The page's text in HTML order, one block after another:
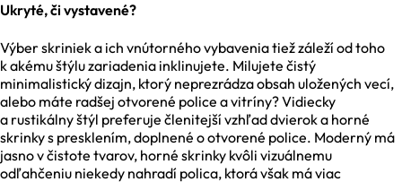
Ukryté, či vystavené?
Výber skriniek a ich vnútorného vybavenia tiež záleží od toho
k akému štýlu zariadenia inklinujete. Milujete čistý
minimalistický dizajn, ktorý neprezrádza obsah uložených vecí,
alebo máte radšej otvorené police a vitríny? Vidiecky
a rustikálny štýl preferuje členitejší vzhľad dvierok a horné
skrinky s presklením, doplnené o otvorené police. Moderný má
jasno v čistote tvarov, horné skrinky kvôli vizuálnemu
odľahčeniu niekedy nahradí polica, ktorá však má viac